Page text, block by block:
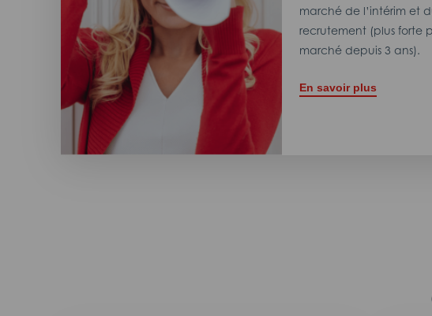
marché de l’intérim et
recrutement (plus forte
marché depuis 3 ans).
En savoir plus